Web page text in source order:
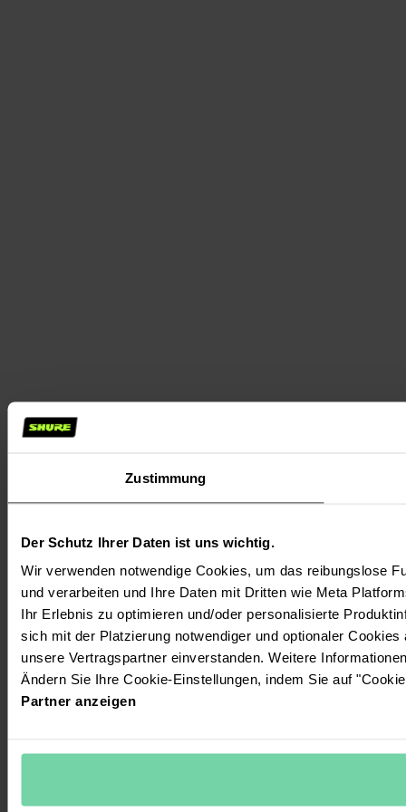
Zustimmung
Der Schutz Ihrer Daten ist uns wichtig.
Wir verwenden notwendige Cookies, um das reibungslose
und verarbeiten und Ihre Daten mit Dritten wie Meta
Ihr Erlebnis zu optimieren und/oder personalisierte
sich mit der Platzierung notwendiger und optionaler
unsere Vertragspartner einverstanden. Weitere
Ändern Sie Ihre Cookie-Einstellungen, indem Sie auf
Partner anzeigen